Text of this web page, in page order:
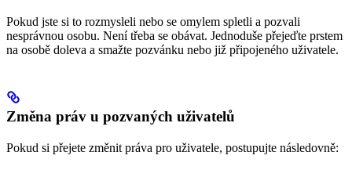
Pokud jste si to rozmysleli nebo se omylem spletli a pozvali
nesprávnou osobu. Není třeba se obávat. Jednoduše přejeďte prstem
na osobě doleva a smažte pozvánku nebo již připojeného uživatele.
Změna práv u pozvaných uživatelů
Pokud si přejete změnit práva pro uživatele, postupujte následovně: